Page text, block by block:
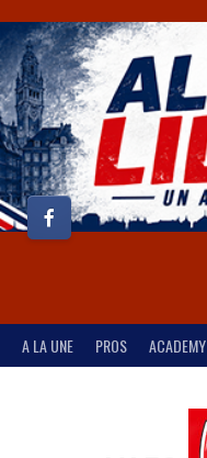
A LA UNE PROS ACADEMY